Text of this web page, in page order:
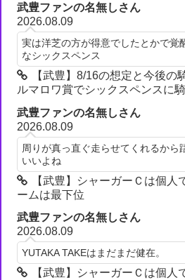
武豊ファンの名無しさん
2026.08.09
実は洋芝の方が得意でしたとかで覚
なシックスペンス
【武豊】8/16の想定と今後
ルマロワ賞でシックスペンスに
武豊ファンの名無しさん
2026.08.09
周りが真っ直ぐ走らせてくれるから
いいよね
【武豊】シャーガーＣは個
ームは最下位
武豊ファンの名無しさん
2026.08.09
YUTAKA TAKEはまだまだ健在。
【武豊】シャーガーＣは個